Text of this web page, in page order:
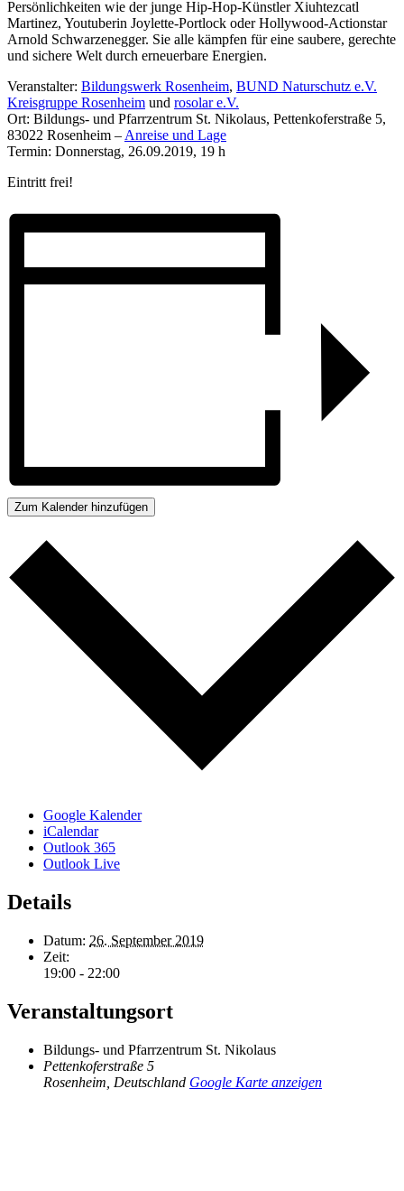
Persönlichkeiten wie der junge Hip-Hop-Künstler Xiuhtezcatl
Martinez, Youtuberin Joylette-Portlock oder Hollywood-Actionstar
Arnold Schwarzenegger. Sie alle kämpfen für eine saubere, gerechte
und sichere Welt durch erneuerbare Energien.
Veranstalter: Bildungswerk Rosenheim, BUND Naturschutz e.V.
Kreisgruppe Rosenheim und rosolar e.V.
Ort: Bildungs- und Pfarrzentrum St. Nikolaus, Pettenkoferstraße 5,
83022 Rosenheim –Anreise und Lage
Termin: Donnerstag, 26.09.2019, 19 h
Eintritt frei!
Zum Kalender hinzufügen
Google Kalender
iCalendar
Outlook 365
Outlook Live
Details
Datum: 26. September 2019
Zeit:
19:00 - 22:00
Veranstaltungsort
Bildungs- und Pfarrzentrum St. Nikolaus
Pettenkoferstraße 5
Rosenheim Deutschland Google Karte anzeigen